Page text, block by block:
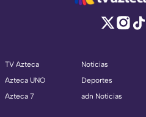
TV Azteca
Azteca UNO
Azteca 7
Noticias
Deportes
adn Noticias